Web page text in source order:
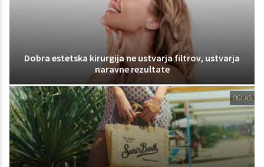
Dobra estetska kirurgija ne ustvarja filtrov, ustvarja
naravne rezultate
OGLAS